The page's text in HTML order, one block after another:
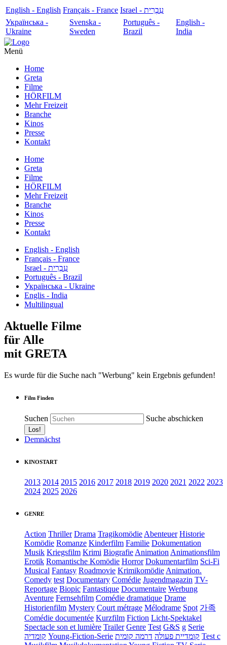
English - English Français - France
עִבְרִית - Israel
Українська -
Ukraine
Svenska -
Sweden
Português -
Brazil
English -
India
Menü
Home
Greta
Filme
HÖRFILM
Mehr Freizeit
Branche
Kinos
Presse
Kontakt
Home
Greta
Filme
HÖRFILM
Mehr Freizeit
Branche
Kinos
Presse
Kontakt
English - English
Français - France
עִבְרִית - Israel
Português - Brazil
Українська - Ukraine
Englis - India
Multilingual
Aktuelle Filme
für Alle
mit GRETA
Es wurde für die Suche nach "Werbung" kein Ergebnis gefunden!
Film Finden
Suchen Suche abschicken
Demnächst
KINOSTART
2013 2014 2015 2016 2017 2018 2019 2020 2021 2022 2023
2024 2025 2026
GENRE
Action Thriller Drama Tragikomödie Abenteuer Historie
Komödie Romanze Kinderfilm Familie Dokumentation
Musik Kriegsfilm Krimi Biografie Animation Animationsfilm
Erotik Romantische Komödie Horror Dokumentarfilm Sci-Fi
Musical Fantasy Roadmovie Krimikomödie Animation.
Comedy test Documentary Comédie Jugendmagazin TV-
Reportage Biopic Fantastique Documentaire Werbung
Aventure Fernsehfilm Comédie dramatique Drame
Historienfilm Mystery Court métrage Mélodrame Spot 가족
Comédie documentée Kurzfilm Fiction Licht-Spektakel
Spectacle son et lumière Trailer Genre Test G&S g Serie
קומדיה Young-Fiction-Serie קומדיית פעולה דרמה קומית
Test c